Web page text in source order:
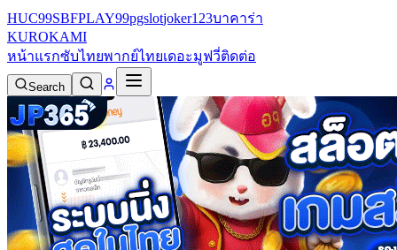
HUC99SBFPLAY99pgslotjoker123บาคาร่า
KUROKAMI
หน้าแรกซับไทยพากย์ไทยเดอะมูฟวี่ติดต่อ
Search